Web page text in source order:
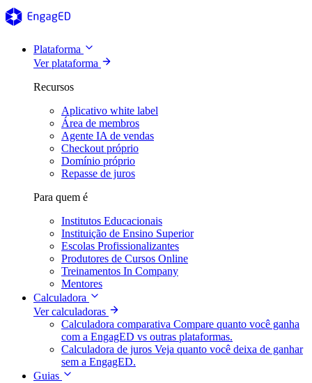
Plataforma
Ver plataforma
Recursos
Aplicativo white label
Área de membros
Agente IA de vendas
Checkout próprio
Domínio próprio
Repasse de juros
Para quem é
Institutos Educacionais
Instituição de Ensino Superior
Escolas Profissionalizantes
Produtores de Cursos Online
Treinamentos In Company
Mentores
Calculadora
Ver calculadoras
Calculadora comparativa Compare quanto você ganha
com a EngagED vs outras plataformas.
Calculadora de juros Veja quanto você deixa de ganhar
sem a EngagED.
Guias